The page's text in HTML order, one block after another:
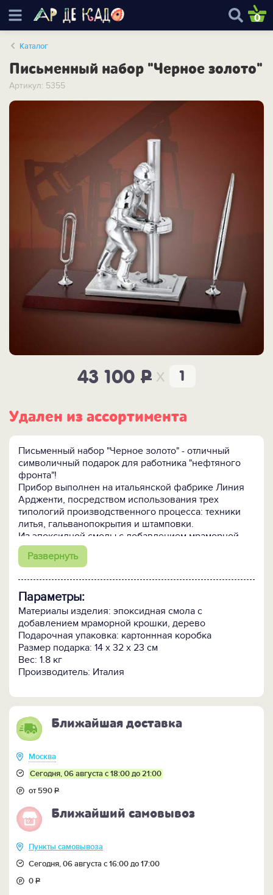
0
Каталог
Письменный набор "Черное золото"
Артикул: 5355
43 100 P x
Удален из ассортимента
Письменный набор "Черное золото" - отличный
символичный подарок для работника "нефтяного
фронта"!
Прибор выполнен на итальянской фабрике Линия
Ардженти, посредством использования трех
типологий производственного процесса: техники
литья, гальванопокрытия и штамповки.
Из эпоксидной смолы с добавлением мраморной
крошки отливается изделие, которое затем
покрывается серебряным слоем и далее
со временем.
Развернуть
Параметры:
Материалы изделия: эпоксидная смола с
добавлением мраморной крошки, дерево
Подарочная упаковка: картоннная коробка
Размер подарка: 14 х 32 х 23 см
Вес: 1.8 кг
Производитель: Италия
Ближайшая доставка
Москва
Сегодня, 06 августа с 18:00 до 21:00
от 590Р
Ближайший самовывоз
Пункты самовывоза
Сегодня, 06 августа с 16:00 до 17:00
0Р